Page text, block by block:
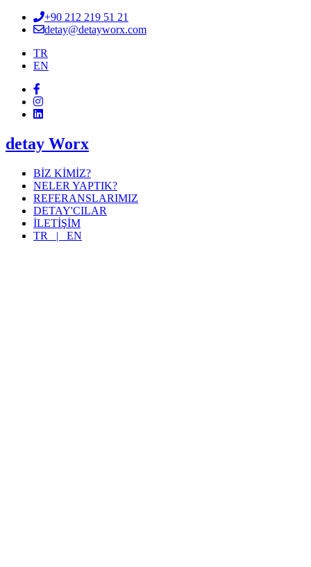
+90 212 219 51 21
detay@detayworx.com
TR
EN
detay Worx
BİZ KİMİZ?
NELER YAPTIK?
REFERANSLARIMIZ
DETAY'CILAR
İLETİŞİM
TR | EN